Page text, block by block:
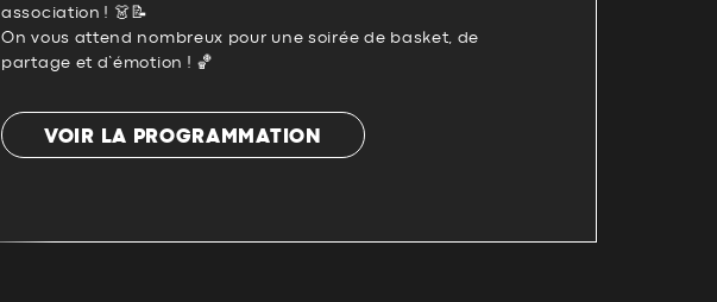
association ! 👗📝
On vous attend nombreux pour une soirée de basket, de
partage et d’émotion ! 🏀
VOIR LA PROGRAMMATION